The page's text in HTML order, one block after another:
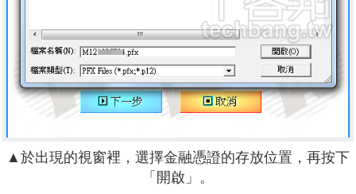
▲於出現的視窗裡，選擇金融憑證的存放位置，再按下
「開啟」。